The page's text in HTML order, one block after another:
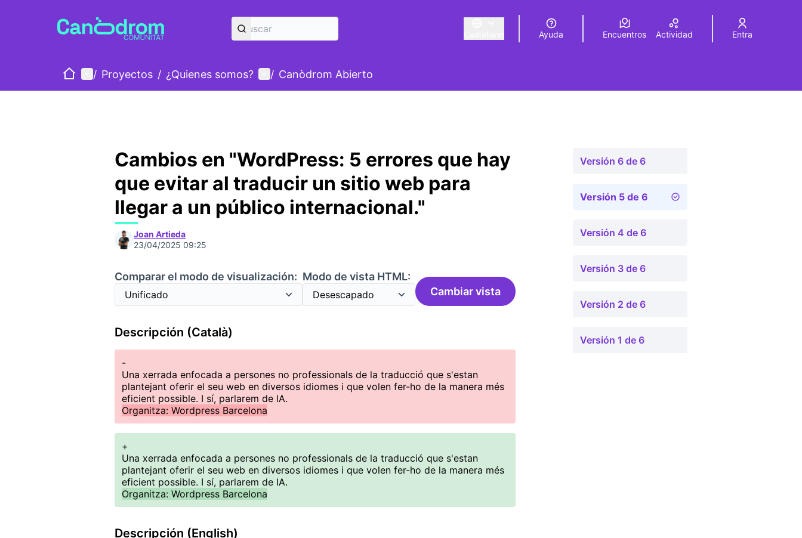
Triar la llengua Elegir el idioma Choose language
Ayuda Encuentros Actividad Entra
InicioMenú principal
/ Proyectos / ¿Quienes somos? Menú de usuario
/ Canòdrom Abierto
Cambios en "WordPress: 5 errores que hay
que evitar al traducir un sitio web para
llegar a un público internacional."
Joan Artieda
23/04/2025 09:25
Comparar el modo de visualización: Modo de vista HTML:
Cambiar vista
Descripción (Català)
-
Una xerrada enfocada a persones no professionals de la traducció que s'estan
plantejant oferir el seu web en diversos idiomes i que volen fer-ho de la manera més
eficient possible. I sí, parlarem de IA.
Organitza: Wordpress Barcelona
+
Una xerrada enfocada a persones no professionals de la traducció que s'estan
plantejant oferir el seu web en diversos idiomes i que volen fer-ho de la manera més
eficient possible. I sí, parlarem de IA.
Organitza: Wordpress Barcelona
Descripción (English)
Versión 6 de 6
Versión 5 de 6
Versión 4 de 6
Versión 3 de 6
Versión 2 de 6
Versión 1 de 6